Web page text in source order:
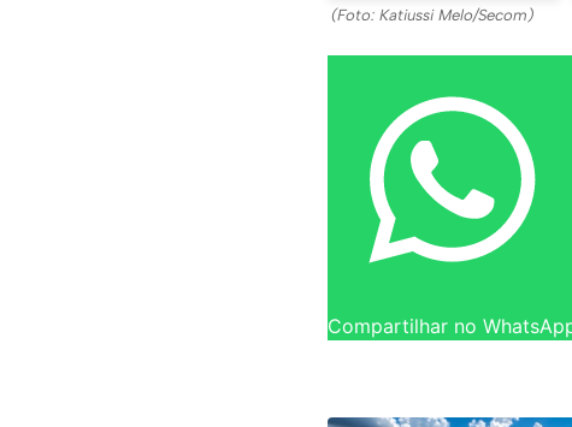
(Foto: Katiussi Melo/Secom)
Compartilhar no